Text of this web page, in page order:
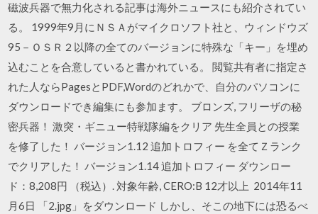
磁波兵器で無力化される記事は海外ニュースにも紹介されてい
る。 1999年9月にＮＳＡがマイクロソフト社と、ウィンドウズ
95－ＯＳＲ２以降の全てのバージョンに特殊な「キー」を埋め
込むことを合意していると書かれている。 閲覧共有者に指定さ
れた人ならPagesとPDF,Wordのどれかで、自分のパソコンに
ダウンロードでき編集にも参加ます。 ブロンズ, フリーザの秘
密兵器！ 激突・ギニュー特戦隊編をクリア 先生全員との授業
を修了した！ バージョン1.12 追加トロフィー を全てＺランク
でクリアした！ バージョン1.14 追加トロフィー ダウンロー
ド：8,208円 （税込）. 対象年齢, CERO:B 12才以上 2014年11
月6日 「2.jpg」をダウンロード しかし、そこの地下には恐るべ